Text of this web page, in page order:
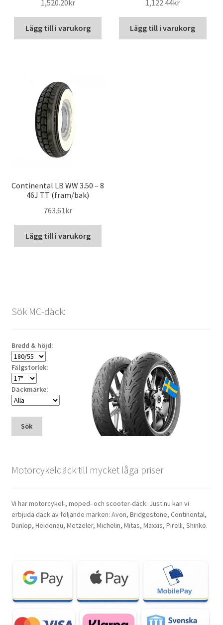
1,520.20kr
Lägg till i varukorg
1,122.44kr
Lägg till i varukorg
Continental LB WW 3.50 – 8
46J TT (fram/bak)
763.61kr
Lägg till i varukorg
Sök MC-däck:
Bredd & höjd:
Fälgstorlek:
Däckmärke:
Sök
Motorcykeldäck till mycket låga priser
Vi har motorcykel-, moped- och scooter-däck. Just nu kan vi
erbjuda däck av följande märken: Avon, Bridgestone, Continental,
Dunlop, Heidenau, Metzeler, Michelin, Mitas, Maxxis, Pirelli, Shinko.